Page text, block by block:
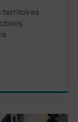
territoires